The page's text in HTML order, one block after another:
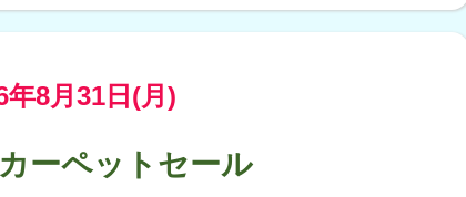
8月31日(月)
ーペットセール